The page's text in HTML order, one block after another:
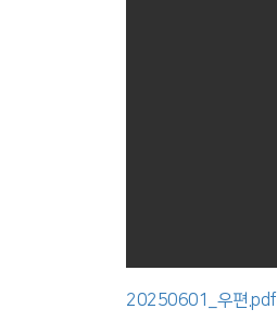
20250601_우편.pdf